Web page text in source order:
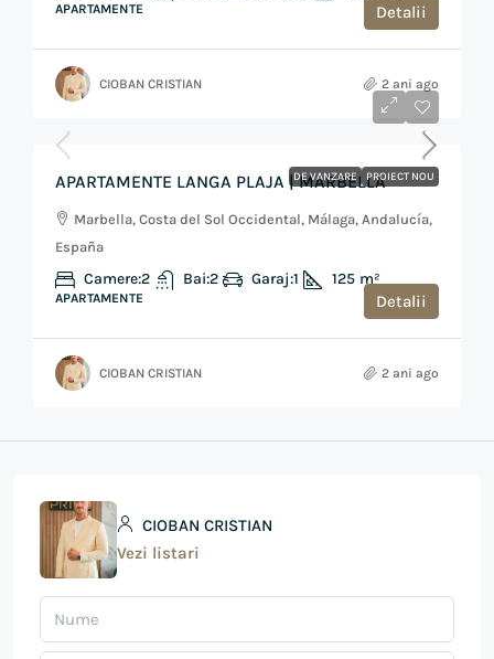
APARTAMENTE Detalii
CIOBAN CRISTIAN 2 ani ago
DE VANZARE PROIECT NOU
de la
APARTAMENTE LANGA PLAJA | MARBELLA
Marbella, Costa del Sol Occidental, Málaga, Andalucía,
España
Camere:2 Bai:2 Garaj:1 125 m²
APARTAMENTE Detalii
CIOBAN CRISTIAN 2 ani ago
CIOBAN CRISTIAN
Vezi listari